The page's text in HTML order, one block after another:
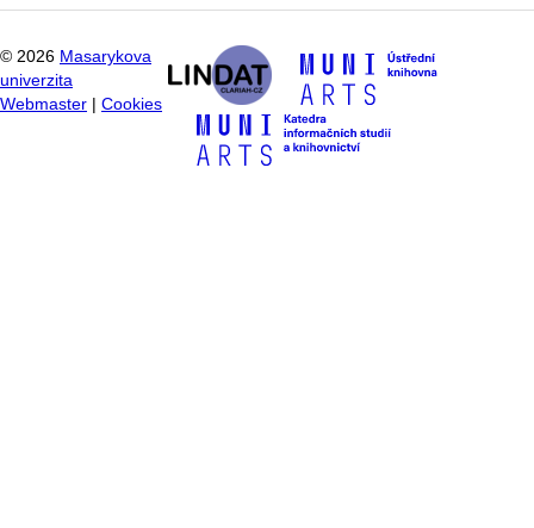
© 2026 Masarykova
univerzita
Webmaster
Cookies